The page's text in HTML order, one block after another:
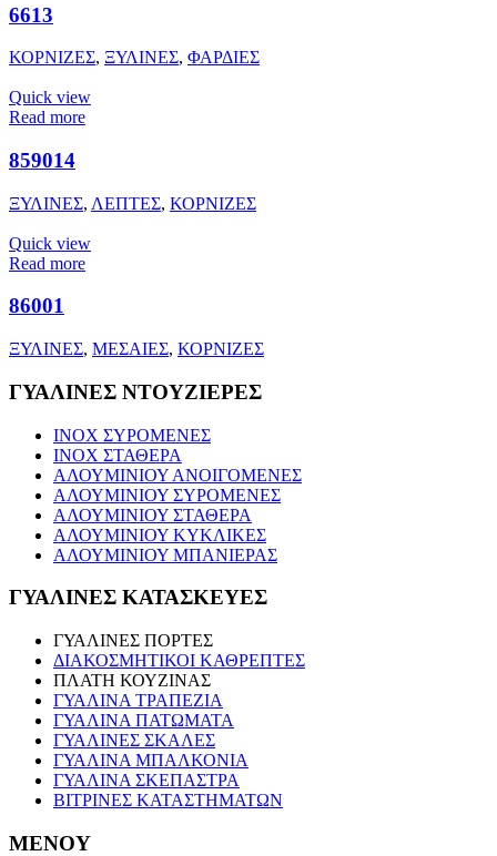
6613
ΚΟΡΝΙΖΕΣ, ΞΥΛΙΝΕΣ, ΦΑΡΔΙΕΣ
Quick view
Read more
859014
ΞΥΛΙΝΕΣ, ΛΕΠΤΕΣ, ΚΟΡΝΙΖΕΣ
Quick view
Read more
86001
ΞΥΛΙΝΕΣ, ΜΕΣΑΙΕΣ, ΚΟΡΝΙΖΕΣ
ΓΥΑΛΙΝΕΣ ΝΤΟΥΖΙΕΡΕΣ
INOX ΣΥΡΟΜΕΝΕΣ
INOX ΣΤΑΘΕΡΑ
ΑΛΟΥΜΙΝΙΟΥ ΑΝΟΙΓΟΜΕΝΕΣ
ΑΛΟΥΜΙΝΙΟΥ ΣΥΡΟΜΕΝΕΣ
ΑΛΟΥΜΙΝΙΟΥ ΣΤΑΘΕΡΑ
ΑΛΟΥΜΙΝΙΟΥ ΚΥΚΛΙΚΕΣ
ΑΛΟΥΜΙΝΙΟΥ ΜΠΑΝΙΕΡΑΣ
ΓΥΑΛΙΝΕΣ ΚΑΤΑΣΚΕΥΕΣ
ΓΥΑΛΙΝΕΣ ΠΟΡΤΕΣ
ΔΙΑΚΟΣΜΗΤΙΚΟΙ ΚΑΘΡΕΠΤΕΣ
ΠΛΑΤΗ ΚΟΥΖΙΝΑΣ
ΓΥΑΛΙΝΑ ΤΡΑΠΕΖΙΑ
ΓΥΑΛΙΝΑ ΠΑΤΩΜΑΤΑ
ΓΥΑΛΙΝΕΣ ΣΚΑΛΕΣ
ΓΥΑΛΙΝΑ ΜΠΑΛΚΟΝΙΑ
ΓΥΑΛΙΝΑ ΣΚΕΠΑΣΤΡΑ
ΒΙΤΡΙΝΕΣ ΚΑΤΑΣΤΗΜΑΤΩΝ
MENOY